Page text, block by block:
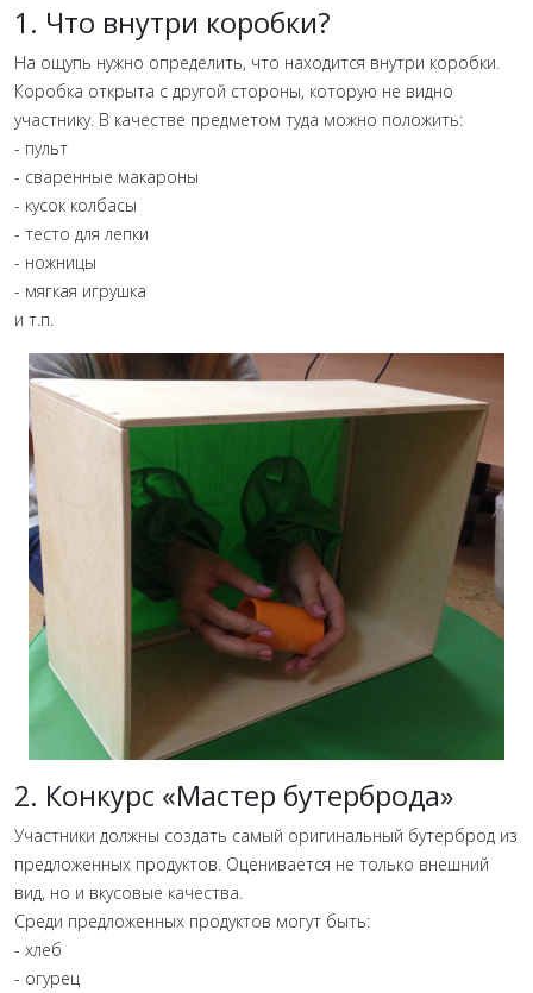
1. Что внутри коробки?
На ощупь нужно определить, что находится внутри коробки.
Коробка открыта с другой стороны, которую не видно
участнику. В качестве предметом туда можно положить:
- пульт
- сваренные макароны
- кусок колбасы
- тесто для лепки
- ножницы
- мягкая игрушка
и т.п.
2. Конкурс «Мастер бутерброда»
Участники должны создать самый оригинальный бутерброд из
предложенных продуктов. Оценивается не только внешний
вид, но и вкусовые качества.
Среди предложенных продуктов могут быть:
- хлеб
- огурец